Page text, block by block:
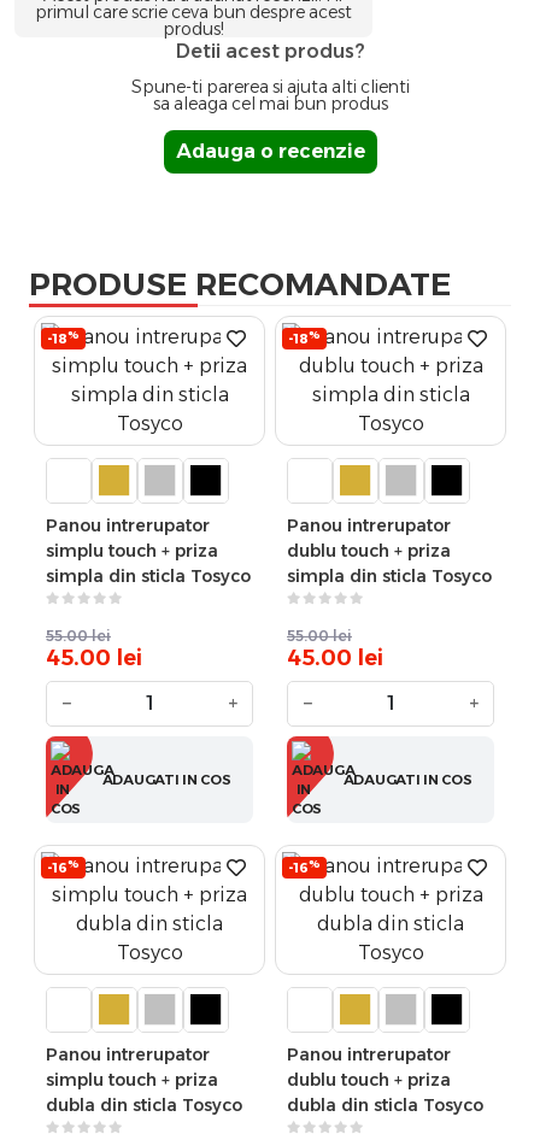
primul care scrie ceva bun despre acest
produs!
Detii acest produs?
Spune-ti parerea si ajuta alti clienti
sa aleaga cel mai bun produs
Adauga o recenzie
PRODUSE RECOMANDATE
-18%
Panou intrerupator
simplu touch + priza
simpla din sticla Tosyco
55.00 lei
45.00 lei
− +
ADAUGATI IN COS
-18%
Panou intrerupator
dublu touch + priza
simpla din sticla Tosyco
55.00 lei
45.00 lei
− +
ADAUGATI IN COS
-16%
Panou intrerupator
simplu touch + priza
dubla din sticla Tosyco
-16%
Panou intrerupator
dublu touch + priza
dubla din sticla Tosyco